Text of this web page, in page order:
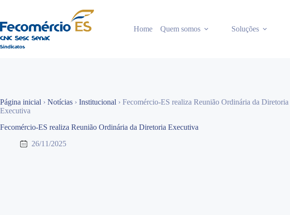
o
conteúdo
Home Quem somos Soluções
Página inicial › Notícias › Institucional › Fecomércio-ES realiza Reunião Ordinária da Diretoria
Executiva
Fecomércio-ES realiza Reunião Ordinária da Diretoria Executiva
26/11/2025